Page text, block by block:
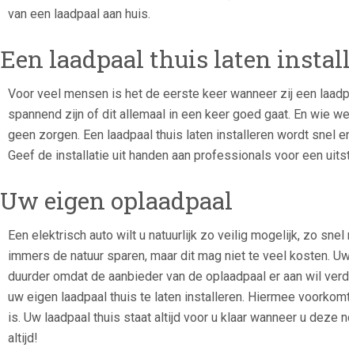
van een laadpaal aan huis.
Een laadpaal thuis laten
Voor veel mensen is het de eerste keer wanneer zij een
spannend zijn of dit allemaal in een keer goed gaat. En wie
geen zorgen. Een laadpaal thuis laten installeren wordt snel
Geef de installatie uit handen aan professionals voor een
Uw eigen oplaadpaal
Een elektrisch auto wilt u natuurlijk zo veilig mogelijk, zo
immers de natuur sparen, maar dit mag niet te veel kosten.
duurder omdat de aanbieder van de oplaadpaal er aan wil
uw eigen laadpaal thuis te laten installeren. Hiermee
is. Uw laadpaal thuis staat altijd voor u klaar wanneer u deze
altijd!